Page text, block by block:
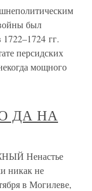
был
гг.
персидских
мощного
ДА НА
Ненастье
никак не
в Могилеве,